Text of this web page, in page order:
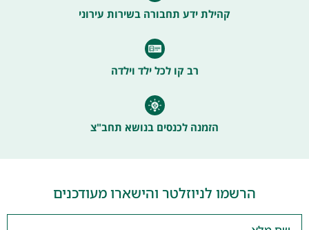
קהילת ידע תחבורה בשירות עירוני
רב קו לכל ילד וילדה
הזמנה לכנסים בנושא תחב"צ
הרשמו לניוזלטר והישארו מעודכנים